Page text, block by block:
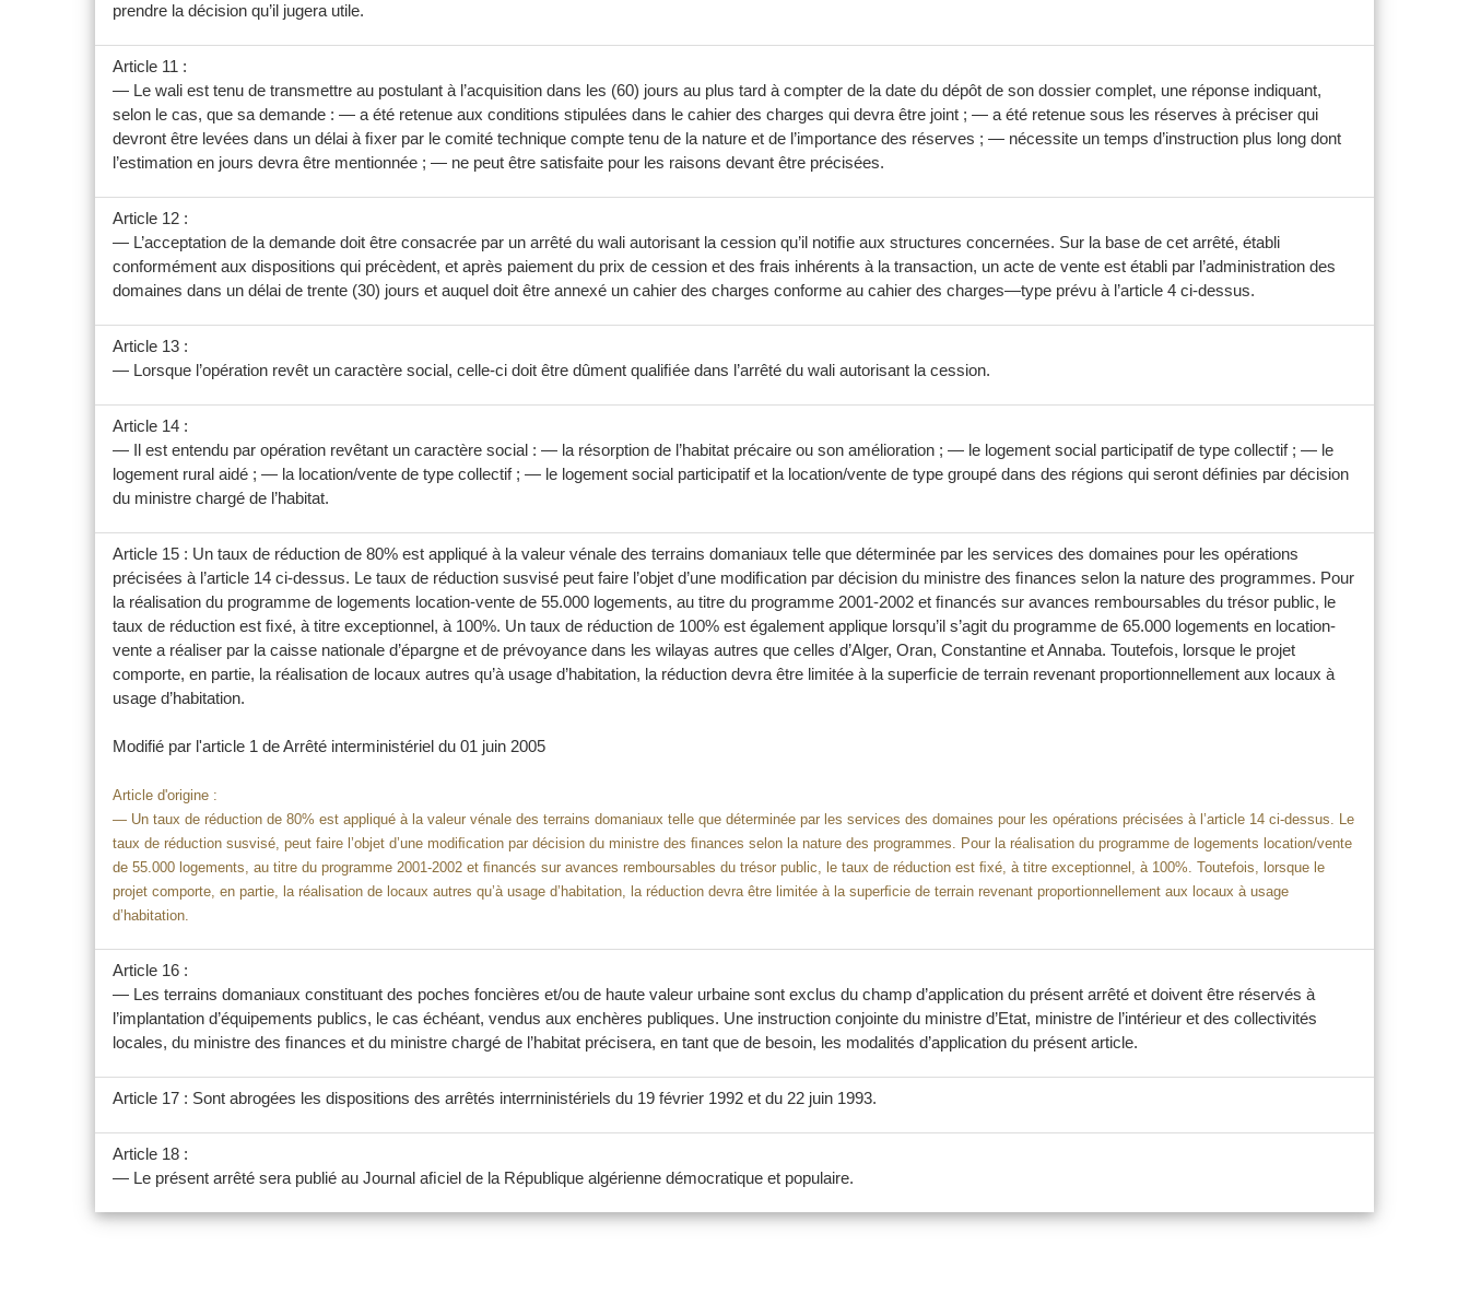
prendre la décision qu’il jugera utile.
Article 11 :
— Le wali est tenu de transmettre au postulant à l’acquisition dans les (60) jours au plus tard à compter de la date du dépôt de son dossier complet, une réponse indiquant,
selon le cas, que sa demande : — a été retenue aux conditions stipulées dans le cahier des charges qui devra être joint ; — a été retenue sous les réserves à préciser qui
devront être levées dans un délai à ﬁxer par le comité technique compte tenu de la nature et de l’importance des réserves ; — nécessite un temps d’instruction plus long dont
l’estimation en jours devra être mentionnée ; — ne peut être satisfaite pour les raisons devant être précisées.
Article 12 :
— L’acceptation de la demande doit être consacrée par un arrêté du wali autorisant la cession qu’il notiﬁe aux structures concernées. Sur la base de cet arrêté, établi
conformément aux dispositions qui précèdent, et après paiement du prix de cession et des frais inhérents à la transaction, un acte de vente est établi par l’administration des
domaines dans un délai de trente (30) jours et auquel doit être annexé un cahier des charges conforme au cahier des charges—type prévu à l’article 4 ci-dessus.
Article 13 :
— Lorsque l’opération revêt un caractère social, celle-ci doit être dûment qualiﬁée dans l’arrêté du wali autorisant la cession.
Article 14 :
— Il est entendu par opération revêtant un caractère social : — la résorption de l’habitat précaire ou son amélioration ; — le logement social participatif de type collectif ; — le
logement rural aidé ; — la location/vente de type collectif ; — le logement social participatif et la location/vente de type groupé dans des régions qui seront déﬁnies par décision
du ministre chargé de l’habitat.
Article 15 : Un taux de réduction de 80% est appliqué à la valeur vénale des terrains domaniaux telle que déterminée par les services des domaines pour les opérations
précisées à l’article 14 ci-dessus. Le taux de réduction susvisé peut faire l’objet d’une modiﬁcation par décision du ministre des ﬁnances selon la nature des programmes. Pour
la réalisation du programme de logements location-vente de 55.000 logements, au titre du programme 2001-2002 et ﬁnancés sur avances remboursables du trésor public, le
taux de réduction est ﬁxé, à titre exceptionnel, à 100%. Un taux de réduction de 100% est également applique lorsqu’il s’agit du programme de 65.000 logements en location-
vente a réaliser par la caisse nationale d’épargne et de prévoyance dans les wilayas autres que celles d’Alger, Oran, Constantine et Annaba. Toutefois, lorsque le projet
comporte, en partie, la réalisation de locaux autres qu’à usage d’habitation, la réduction devra être limitée à la superﬁcie de terrain revenant proportionnellement aux locaux à
usage d’habitation.
Modifié par l'article 1 deArrêté interministériel du 01 juin 2005
Article d'origine :
— Un taux de réduction de 80% est appliqué à la valeur vénale des terrains domaniaux telle que déterminée par les services des domaines pour les opérations précisées à l’article 14 ci-dessus. Le
taux de réduction susvisé, peut faire l’objet d’une modiﬁcation par décision du ministre des ﬁnances selon la nature des programmes. Pour la réalisation du programme de logements location/vente
de 55.000 logements, au titre du programme 2001-2002 et ﬁnancés sur avances remboursables du trésor public, le taux de réduction est ﬁxé, à titre exceptionnel, à 100%. Toutefois, lorsque le
projet comporte, en partie, la réalisation de locaux autres qu’à usage d’habitation, la réduction devra être limitée à la superﬁcie de terrain revenant proportionnellement aux locaux à usage
d’habitation.
Article 16 :
— Les terrains domaniaux constituant des poches foncières et/ou de haute valeur urbaine sont exclus du champ d’application du présent arrêté et doivent être réservés à
l’implantation d’équipements publics, le cas échéant, vendus aux enchères publiques. Une instruction conjointe du ministre d’Etat, ministre de l’intérieur et des collectivités
locales, du ministre des ﬁnances et du ministre chargé de l’habitat précisera, en tant que de besoin, les modalités d’application du présent article.
Article 17 : Sont abrogées les dispositions des arrêtés interrninistériels du 19 février 1992 et du 22 juin 1993.
Article 18 :
— Le présent arrêté sera publié au Journal aﬁciel de la République algérienne démocratique et populaire.